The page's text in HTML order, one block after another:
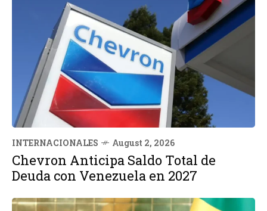
INTERNACIONALES August 2, 2026
Chevron Anticipa Saldo Total de
Deuda con Venezuela en 2027